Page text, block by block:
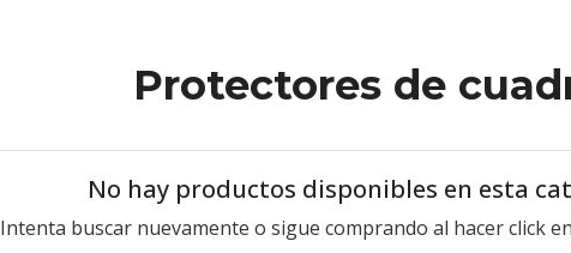
Protectores de
No hay productos disponibles en esta
Intenta buscar nuevamente o sigue comprando al hacer click